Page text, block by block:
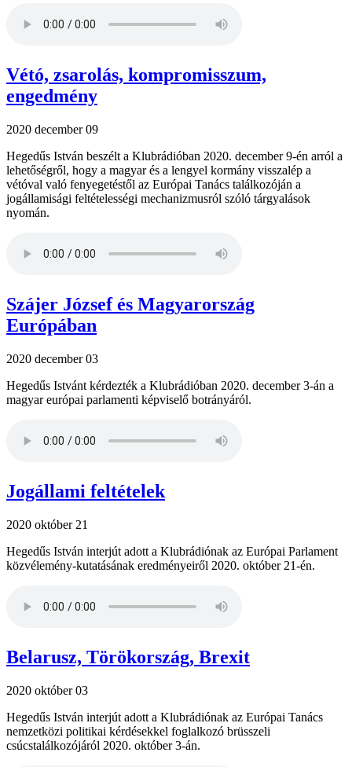
Vétó, zsarolás, kompromisszum,
engedmény
2020 december 09
Hegedűs István beszélt a Klubrádióban 2020. december 9-én arról a
lehetőségről, hogy a magyar és a lengyel kormány visszalép a
vétóval való fenyegetéstől az Európai Tanács találkozóján a
jogállamisági feltételességi mechanizmusról szóló tárgyalások
nyomán.
Szájer József és Magyarország
Európában
2020 december 03
Hegedűs Istvánt kérdezték a Klubrádióban 2020. december 3-án a
magyar európai parlamenti képviselő botrányáról.
Jogállami feltételek
2020 október 21
Hegedűs István interjút adott a Klubrádiónak az Európai Parlament
közvélemény-kutatásának eredményeiről 2020. október 21-én.
Belarusz, Törökország, Brexit
2020 október 03
Hegedűs István interjút adott a Klubrádiónak az Európai Tanács
nemzetközi politikai kérdésekkel foglalkozó brüsszeli
csúcstalálkozójáról 2020. október 3-án.